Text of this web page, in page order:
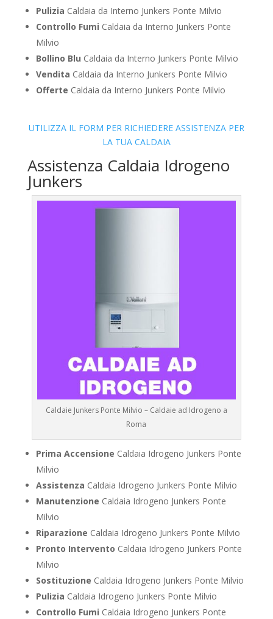
Pulizia Caldaia da Interno Junkers Ponte Milvio
Controllo Fumi Caldaia da Interno Junkers Ponte
Milvio
Bollino Blu Caldaia da Interno Junkers Ponte Milvio
Vendita Caldaia da Interno Junkers Ponte Milvio
Offerte Caldaia da Interno Junkers Ponte Milvio
UTILIZZA IL FORM PER RICHIEDERE ASSISTENZA PER
LA TUA CALDAIA
Assistenza Caldaia Idrogeno
Junkers
Caldaie Junkers Ponte Milvio – Caldaie ad Idrogeno a
Roma
Prima Accensione Caldaia Idrogeno Junkers Ponte
Milvio
Assistenza Caldaia Idrogeno Junkers Ponte Milvio
Manutenzione Caldaia Idrogeno Junkers Ponte
Milvio
Riparazione Caldaia Idrogeno Junkers Ponte Milvio
Pronto Intervento Caldaia Idrogeno Junkers Ponte
Milvio
Sostituzione Caldaia Idrogeno Junkers Ponte Milvio
Pulizia Caldaia Idrogeno Junkers Ponte Milvio
Controllo Fumi Caldaia Idrogeno Junkers Ponte